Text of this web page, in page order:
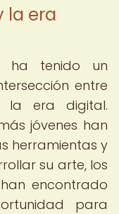
la era
ha tenido un
entre
la era digital.
jóvenes han
herramientas y
su arte, los
encontrado
para